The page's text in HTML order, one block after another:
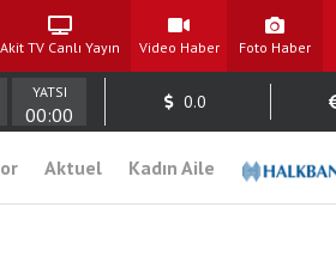
Akit TV Canlı Yayın Video Haber Foto Haber
YATSI
00:00
0.0
Aktuel Kadın Aile